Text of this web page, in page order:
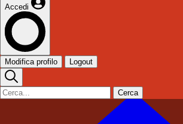
Accedi
Modifica profilo Logout
Cerca